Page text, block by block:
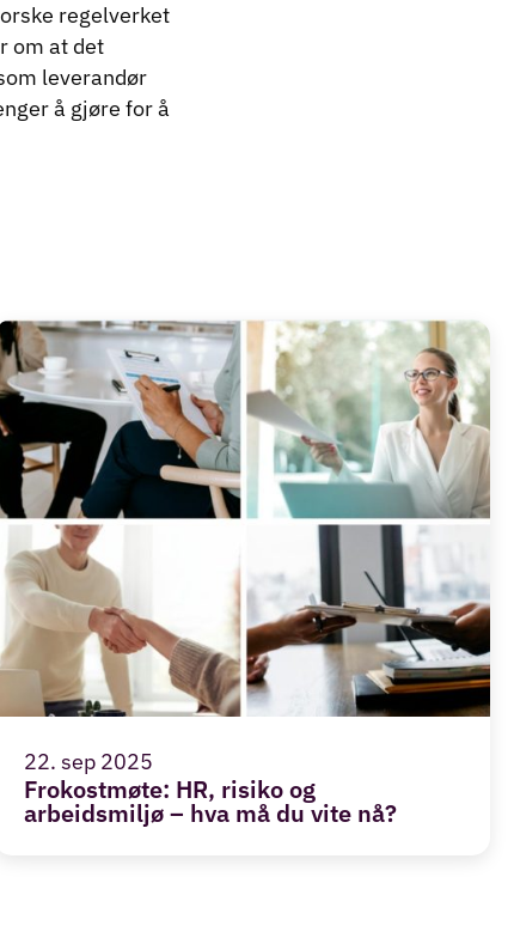
regelverket
om at det
leverandør
å gjøre for å
22. sep 2025
Frokostmøte: HR, risiko og
arbeidsmiljø – hva må du vite nå?